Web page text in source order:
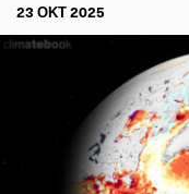
23 ΟΚΤ 2025